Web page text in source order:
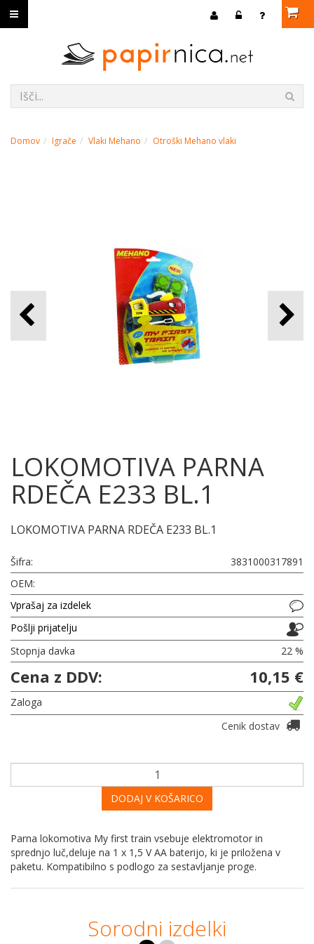
Domov Igrače Vlaki Mehano Otroški Mehano vlaki
LOKOMOTIVA PARNA
RDEČA E233 BL.1
LOKOMOTIVA PARNA RDEČA E233 BL.1
Šifra:
3831000317891
OEM:
Vprašaj za izdelek
Pošlji prijatelju
Stopnja davka
22 %
Cena z DDV: 10,15 €
Zaloga
Cenik dostav
DODAJ V KOŠARICO
Parna lokomotiva My first train vsebuje elektromotor in
sprednjo luč,deluje na 1 x 1,5 V AA baterijo, ki je priložena v
paketu. Kompatibilno s podlogo za sestavljanje proge.
Sorodni izdelki